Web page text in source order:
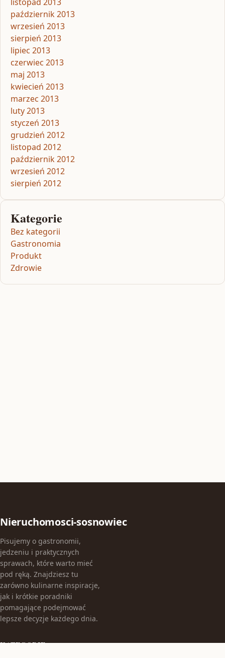
październik 2013
wrzesień 2013
sierpień 2013
lipiec 2013
czerwiec 2013
maj 2013
kwiecień 2013
marzec 2013
luty 2013
styczeń 2013
grudzień 2012
listopad 2012
październik 2012
wrzesień 2012
sierpień 2012
Kategorie
Bez kategorii
Gastronomia
Produkt
Zdrowie
Nieruchomosci-sosnowiec
Pisujemy o gastronomii,
jedzeniu i praktycznych
sprawach, które warto mieć
pod ręką. Znajdziesz tu
zarówno kulinarne inspiracje,
jak i krótkie poradniki
pomagające podejmować
lepsze decyzje każdego dnia.
KATEGORIE